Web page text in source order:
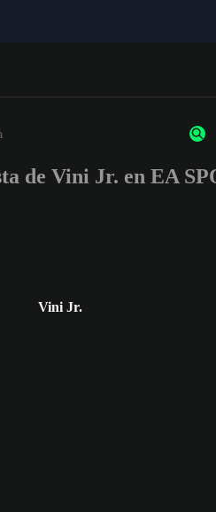
de 3 caracteres o números
de Vini Jr. en EA
Vini Jr.